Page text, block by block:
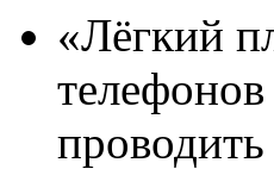
«Лёгкий